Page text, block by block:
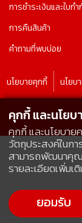
การชำระเงินและใบก
การคืนสินค้า
คำถามที่พบบ่อย
นโยบายคุกกี้ นโยบ
คุกกี้ และนโย
คุกกี้ และนโยบาย
วัตถุประสงค์ในก
สามารถพัฒนาคุณ
รายละเอียดเพิ่มเ
ยอมรับ